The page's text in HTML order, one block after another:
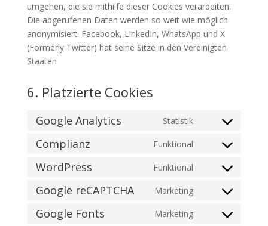
umgehen, die sie mithilfe dieser Cookies verarbeiten.
Die abgerufenen Daten werden so weit wie möglich
anonymisiert. Facebook, LinkedIn, WhatsApp und X
(Formerly Twitter) hat seine Sitze in den Vereinigten
Staaten
6. Platzierte Cookies
Google Analytics Statistik
Consent
google-
Complianz Funktional
Consent
complianz
WordPress Funktional
Consent
wordpress
Google reCAPTCHA Marketing
Consent
Google Fonts Marketing
Consent